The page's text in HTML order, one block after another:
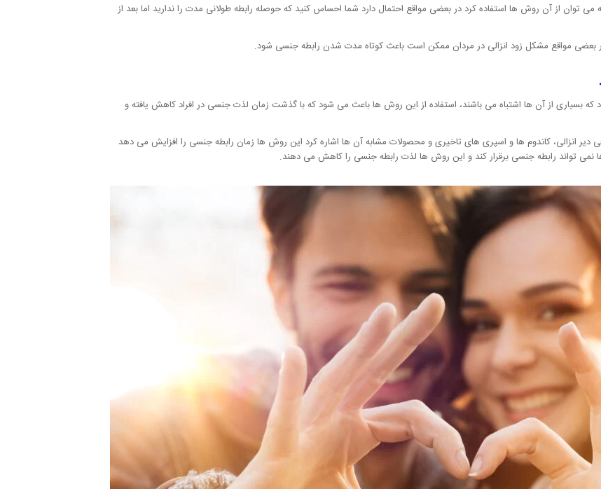
از آن روش ها استفاده کرد در بعضی مواقع احتمال دارد شما احساس کنید که حوصله رابطه طولانی مدت را ندارید اما بعد از
بعضی مواقع مشکل زود انزالی در مردان ممکن است باعث کوتاه مدت شدن رابطه جنسی شود.
بسیاری از آن ها اشتباه می باشند، استفاده از این روش ها باعث می شود که با گذشت زمان لذت جنسی در افراد کاهش یافته و
دیر انزالی، کاندوم ها و اسپری های تاخیری و محصولات مشابه آن ها اشاره کرد این روش ها زمان رابطه جنسی را افزایش می دهد
نمی تواند رابطه جنسی برقرار کند و این روش ها لذت رابطه جنسی را کاهش می دهند.